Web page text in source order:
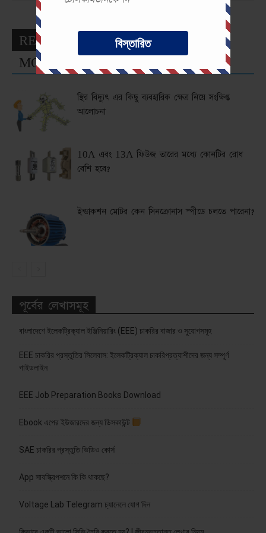
বিস্তারিত
RELATED ARTICLES
MORE FROM AUTHOR
স্থির বিদ্যুৎ এর কিছু ব্যবহারিক ক্ষেত্র নিয়ে সংক্ষিপ্ত
আলোচনা
10A এবং 13A ফিউজ তারের মধ্যে কোনটির রোধ
বেশি হবে?
ইন্ডাকশন মোটর কেন সিনক্রোনাস স্পীডে চলতে পারেনা?
পূর্বের লেখাসমূহ
বাংলাদেশে ইলেকট্রিক্যাল ইঞ্জিনিয়ারিং (EEE) চাকরির বাজার ও সুযোগসমূহ
EEE চাকরির প্রস্তুতির সিলেবাস: ইলেকট্রিক্যাল চাকরিপ্রত্যাশীদের জন্য সম্পূর্ণ
গাইডলাইন
EEE Job Preparation Books Download
Ebook এপের ইউজারদের জন্য ডিসকাউন্ট
SAE চাকরির প্রস্তুতি ভিডিও কোর্স
App সাবস্ক্রিপশনে কি কি থাকছে?
Voltage Lab Telegram চ্যানেলে যোগ দিন